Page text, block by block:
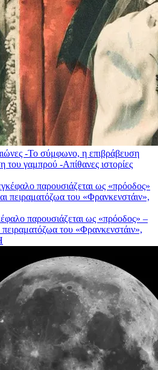
-Το σύμφωνο, η επιβράβευση
του γαμπρού -Απίθανες ιστορίες
παρουσιάζεται ως «πρόοδος» –
πειραματόζωα του «Φρανκενστάιν»,